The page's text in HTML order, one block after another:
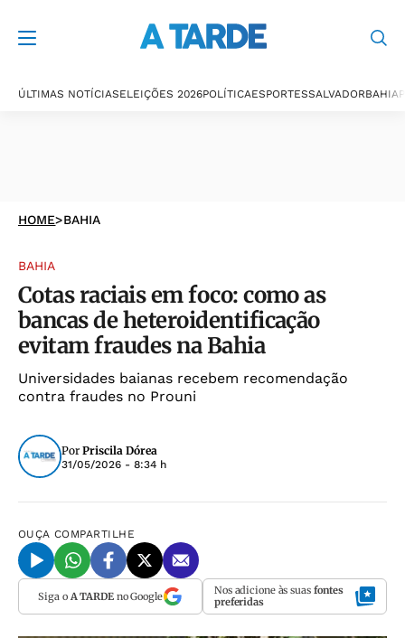
ÚLTIMAS NOTÍCIASELEIÇÕES 2026POLÍTICAESPORTESSALVADORBAHIA
HOME>BAHIA
BAHIA
Cotas raciais em foco: como as
bancas de heteroidentificação
evitam fraudes na Bahia
Universidades baianas recebem recomendação
contra fraudes no Prouni
Por Priscila Dórea
31/05/2026 - 8:34 h
OUÇA COMPARTILHE
Siga o A TARDEno Google Nos adicione às suas fontes
preferidas